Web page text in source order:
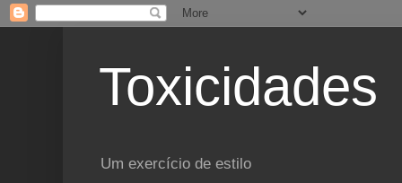
Toxicidades
Um exercício de estilo